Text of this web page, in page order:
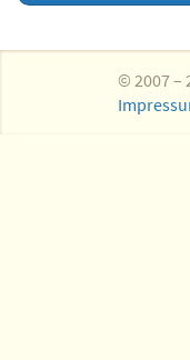
© 2007 –